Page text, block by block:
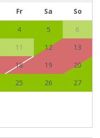
Fr Sa
So
4 5
6
11 12
13
18 19
20
25 26
27